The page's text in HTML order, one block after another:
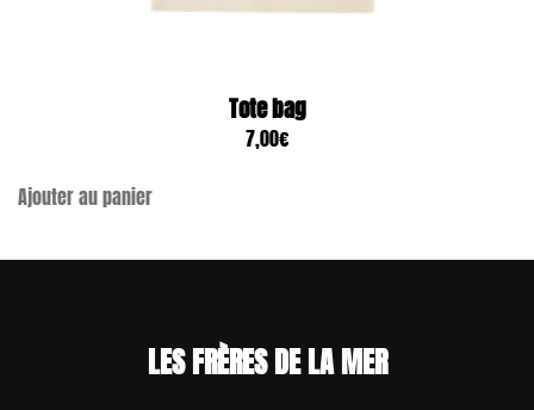
Tote bag
7,00€
Ajouter au panier
LES FRÈRES DE LA MER